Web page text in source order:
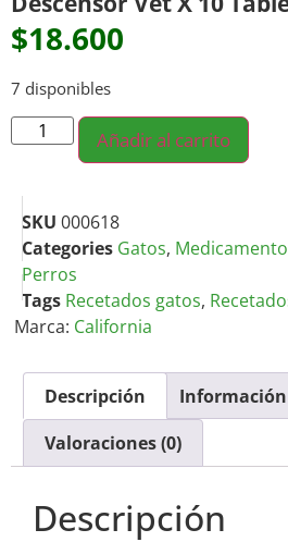
$18.600
7 disponibles
Añadir al carrito
SKU 000618
Categories Gatos,
Perros
Tags Recetados gatos,
Marca: California
Descripción
Valoraciones (0)
Descripción